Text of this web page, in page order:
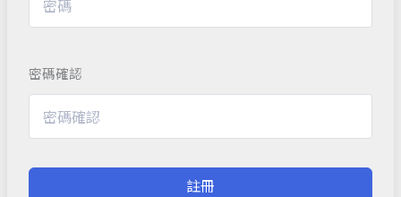
密碼確認
註冊